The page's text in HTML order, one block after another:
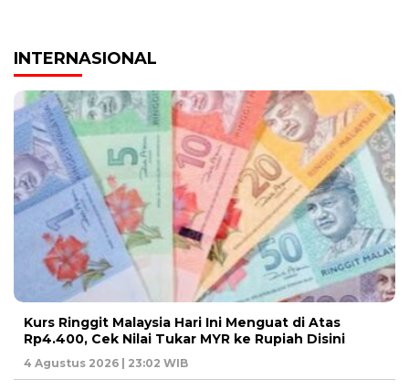
INTERNASIONAL
Kurs Ringgit Malaysia Hari Ini Menguat di Atas
Rp4.400, Cek Nilai Tukar MYR ke Rupiah Disini
4 Agustus 2026 | 23:02 WIB